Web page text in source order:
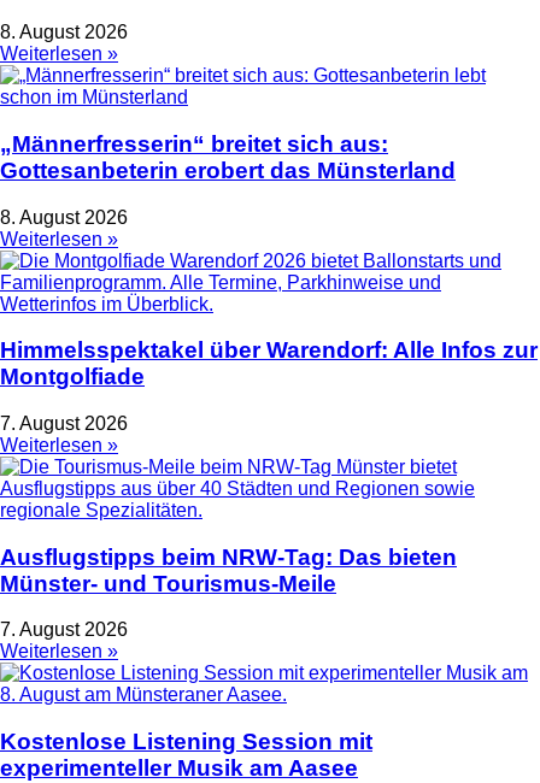
8. August 2026
Weiterlesen »
„Männerfresserin“ breitet sich aus:
Gottesanbeterin erobert das Münsterland
8. August 2026
Weiterlesen »
Himmelsspektakel über Warendorf: Alle Infos zur
Montgolfiade
7. August 2026
Weiterlesen »
Ausflugstipps beim NRW-Tag: Das bieten
Münster- und Tourismus-Meile
7. August 2026
Weiterlesen »
Kostenlose Listening Session mit
experimenteller Musik am Aasee